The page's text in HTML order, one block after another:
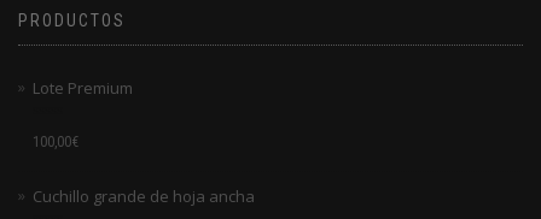
PRODUCTOS
Lote Premium
Valorado
en
5
100,00€
Cuchillo grande de hoja ancha